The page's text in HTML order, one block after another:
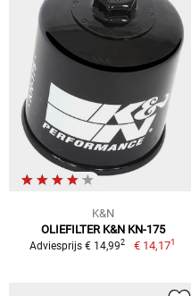
K&N
OLIEFILTER K&N KN-175
Adviesprijs € 14,992 € 14,171